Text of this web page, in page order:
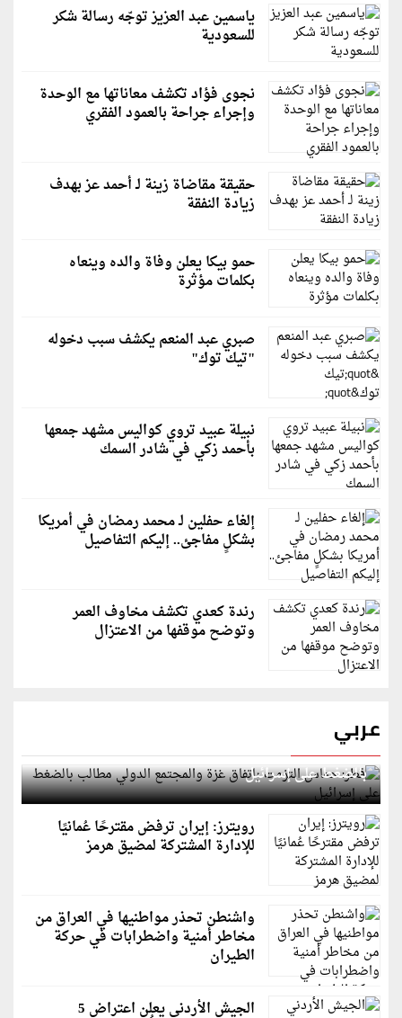
ياسمين عبد العزيز توجّه رسالة شكر
للسعودية
نجوى فؤاد تكشف معاناتها مع الوحدة
وإجراء جراحة بالعمود الفقري
حقيقة مقاضاة زينة لـ أحمد عز بهدف
زيادة النفقة
حمو بيكا يعلن وفاة والده وينعاه
بكلمات مؤثرة
صبري عبد المنعم يكشف سبب دخوله
"تيك توك"
نبيلة عبيد تروي كواليس مشهد جمعها
بأحمد زكي في شادر السمك
إلغاء حفلين لـ محمد رمضان في أمريكا
بشكلٍ مفاجئ.. إليكم التفاصيل
رندة كعدي تكشف مخاوف العمر
وتوضح موقفها من الاعتزال
عربي
قطر: حماس التزمت باتفاق غزة والمجتمع الدولي مطالب
بالضغط على إسرائيل
رويترز: إيران ترفض مقترحًا عُمانيًا
للإدارة المشتركة لمضيق هرمز
واشنطن تحذر مواطنيها في العراق من
مخاطر أمنية واضطرابات في حركة
الطيران
الجيش الأردني يعلن اعتراض 5